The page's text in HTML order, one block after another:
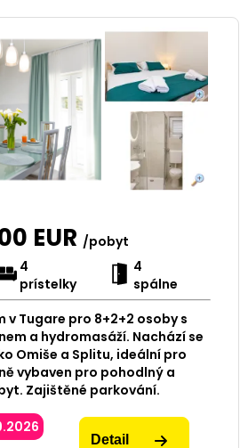
EUR /pobyt
4
prístelky
4
spálne
Tugare pro 8+2+2 osoby s
a hydromasáží. Nachází se
Omiše a Splitu, ideální pro
vybaven pro pohodlný a
Zajištěné parkování.
Detail